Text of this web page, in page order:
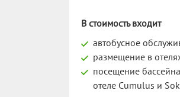
В стоимость входит
автобусное
размещение в
посещение
отеле Cumulus и